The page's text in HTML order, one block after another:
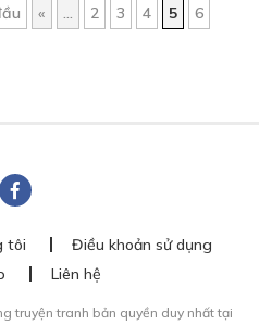
« ... 2 3 4 5
6
tôi
Điều khoản sử dụng
Liên hệ
truyện tranh bản quyền duy nhất tại